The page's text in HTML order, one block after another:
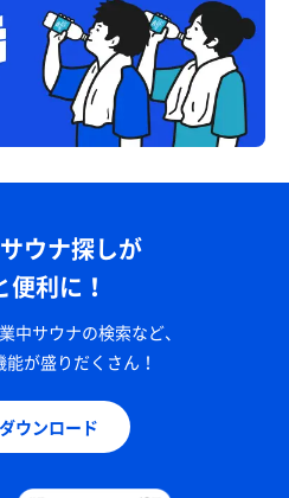
ウナ探しが
便利に！
中サウナの検索など、
が盛りだくさん！
ウンロード